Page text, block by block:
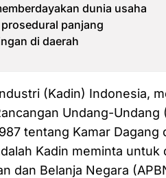
dunia usaha
panjang
di daerah
(Kadin) Indonesia,
Undang-Undang
tentang Kamar
Kadin meminta
dan Belanja Negara